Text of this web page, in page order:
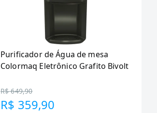
Purificador de Água de mesa
Colormaq Eletrônico Grafito Bivolt
R$ 649,90
R$ 359,90